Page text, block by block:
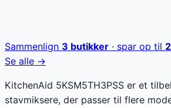
Sammenlign 3 butikker · spar op til
Se alle →
KitchenAid 5KSM5TH3PSS er et
stavmiksere, der passer til flere